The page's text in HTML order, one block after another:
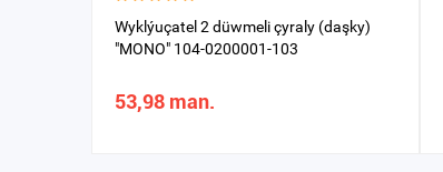
Wyklýuçatel 2 düwmeli çyraly (daşky)
"MONO" 104-0200001-103
53,98 man.